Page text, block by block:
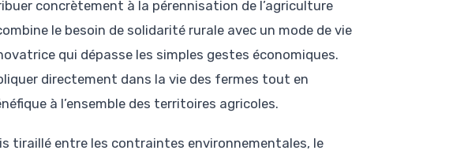
concrètement à la pérennisation de l’agriculture
le besoin de solidarité rurale avec un mode de vie
qui dépasse les simples gestes économiques.
directement dans la vie des fermes tout en
à l’ensemble des territoires agricoles.
tiraillé entre les contraintes environnementales, le